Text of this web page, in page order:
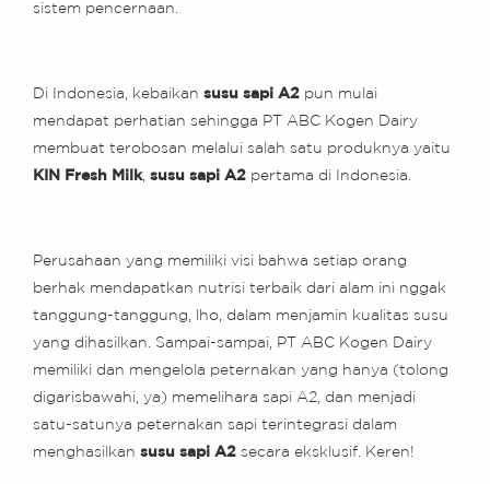
sistem pencernaan.
Di Indonesia, kebaikan susu sapi A2 pun mulai
mendapat perhatian sehingga PT ABC Kogen Dairy
membuat terobosan melalui salah satu produknya yaitu
KIN Fresh Milk, susu sapi A2 pertama di Indonesia.
Perusahaan yang memiliki visi bahwa setiap orang
berhak mendapatkan nutrisi terbaik dari alam ini nggak
tanggung-tanggung, lho, dalam menjamin kualitas susu
yang dihasilkan. Sampai-sampai, PT ABC Kogen Dairy
memiliki dan mengelola peternakan yang hanya (tolong
digarisbawahi, ya) memelihara sapi A2, dan menjadi
satu-satunya peternakan sapi terintegrasi dalam
menghasilkan susu sapi A2 secara eksklusif. Keren!